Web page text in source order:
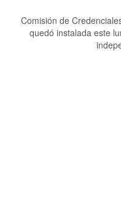
Comisión de
quedó instalada este